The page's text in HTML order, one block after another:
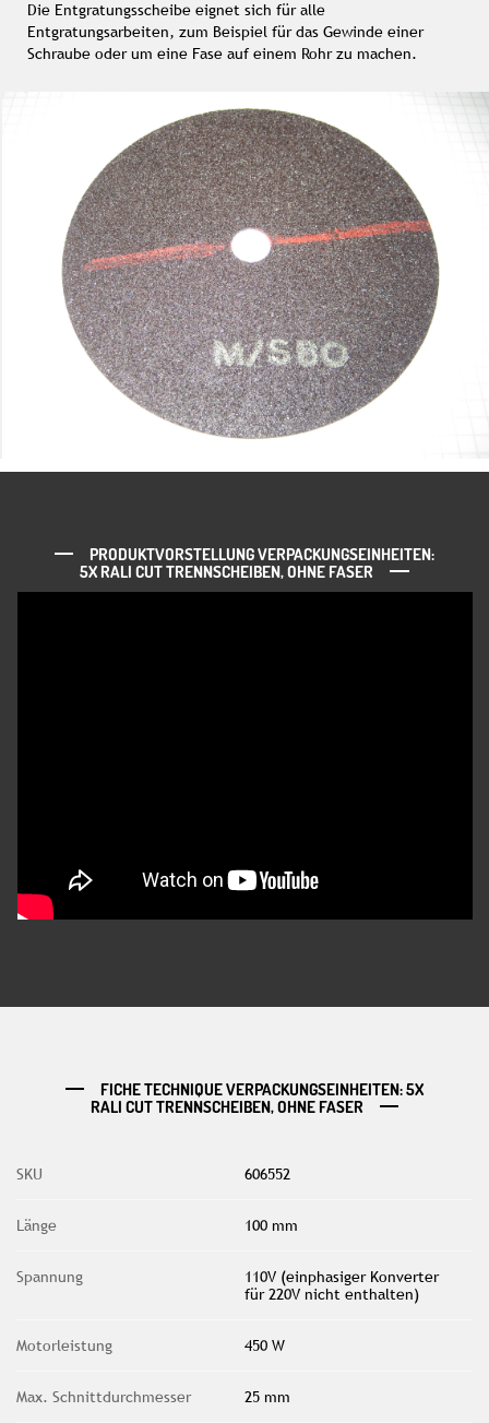
Die Entgratungsscheibe eignet sich für alle
Entgratungsarbeiten, zum Beispiel für das Gewinde einer
Schraube oder um eine Fase auf einem Rohr zu machen.
PRODUKTVORSTELLUNG VERPACKUNGSEINHEITEN:
5X RALI CUT TRENNSCHEIBEN, OHNE FASER
FICHE TECHNIQUE VERPACKUNGSEINHEITEN: 5X
RALI CUT TRENNSCHEIBEN, OHNE FASER
SKU 606552
Länge 100 mm
Spannung
110V (einphasiger Konverter
für 220V nicht enthalten)
Motorleistung 450 W
Max. Schnittdurchmesser 25 mm